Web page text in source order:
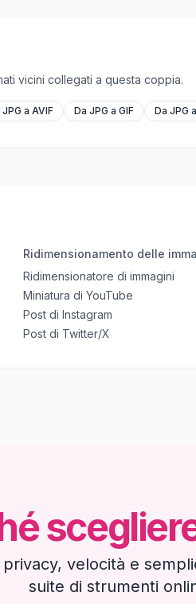
vicini collegati a questa coppia.
JPG a AVIF Da JPG a GIF Da JPG
Ridimensionamento delle
Ridimensionatore di immagini
Miniatura di YouTube
Post di Instagram
Post di Twitter/X
velocità e
suite di strumenti